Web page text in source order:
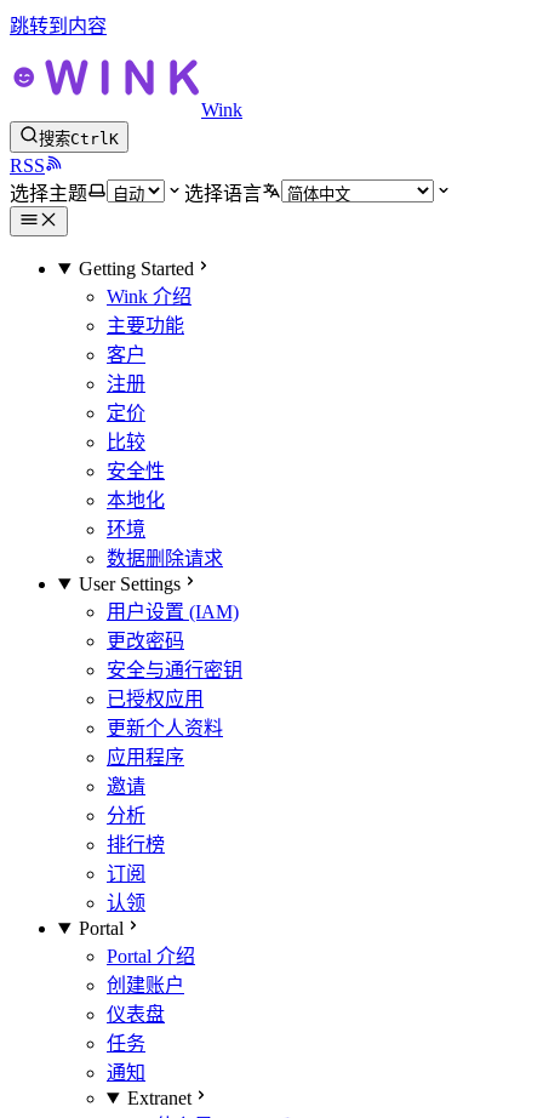
跳转到内容
Wink
搜索CtrlK
RSS
选择主题
选择语言
Getting Started
Wink 介绍
主要功能
客户
注册
定价
比较
安全性
本地化
环境
数据删除请求
User Settings
用户设置 (IAM)
更改密码
安全与通行密钥
已授权应用
更新个人资料
应用程序
邀请
分析
排行榜
订阅
认领
Portal
Portal 介绍
创建账户
仪表盘
任务
通知
Extranet